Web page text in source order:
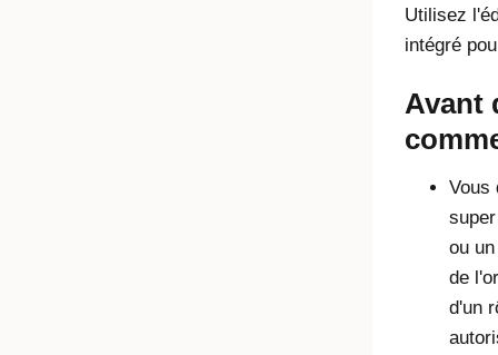
Utilisez
intégré
Avant
Vous
ou
de
d'un